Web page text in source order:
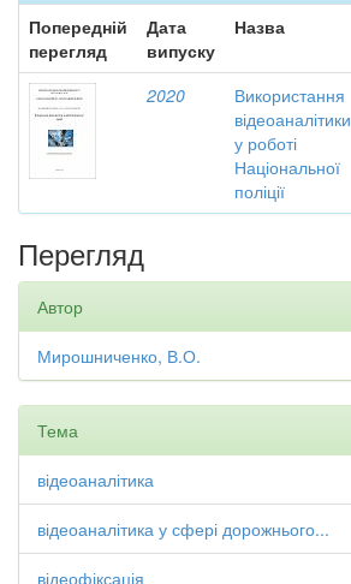
Попередній
перегляд
Дата
випуску
Назва
2020
Використання
відеоаналітики
у роботі
Національної
поліції
Перегляд
Автор
Мирошниченко, В.О.
Тема
відеоаналітика
відеоаналітика у сфері дорожнього...
відеофіксація